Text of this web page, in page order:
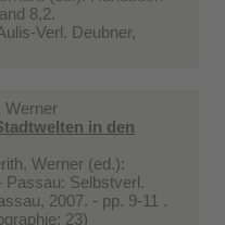
8,2.
Verl. Deubner,
Werner
in den
Werner (ed.):
Passau: Selbstverl.
2007. - pp. 9-11 .
23)